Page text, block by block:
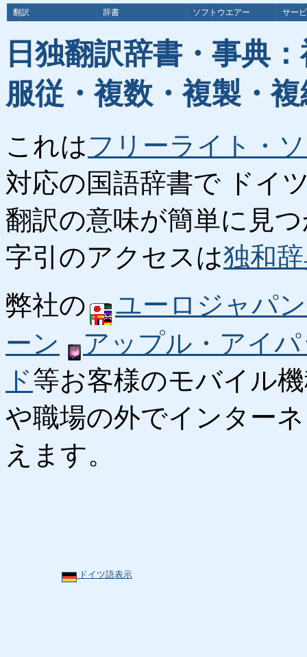
翻訳 辞書 ソフトウエアー サー
日独翻訳辞書・事典
服従・複数・複製・
これはフリーライト・
対応の国語辞書で ドイ
翻訳の意味が簡単に見
字引のアクセスは独和
弊社の
ユーロジャパ
ーン
アップル・アイ
ド等お客様のモバイル
や職場の外でインター
えます。
ドイツ語表示